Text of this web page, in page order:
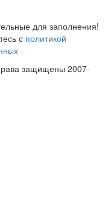
для заполнения!
с политикой
защищены 2007-